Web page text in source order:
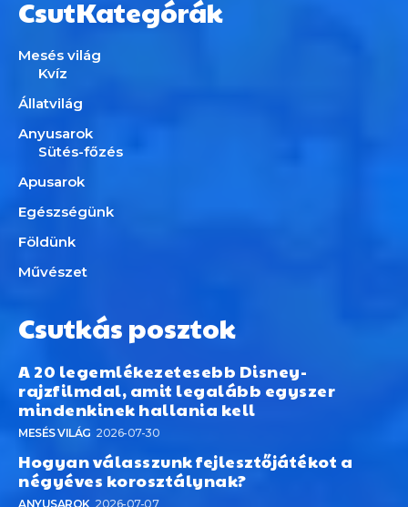
CsutKategórák
Mesés világ
Kvíz
Állatvilág
Anyusarok
Sütés-főzés
Apusarok
Egészségünk
Földünk
Művészet
Csutkás posztok
A 20 legemlékezetesebb Disney-
rajzfilmdal, amit legalább egyszer
mindenkinek hallania kell
MESÉS VILÁG 2026-07-30
Hogyan válasszunk fejlesztőjátékot a
négyéves korosztálynak?
ANYUSAROK 2026-07-07